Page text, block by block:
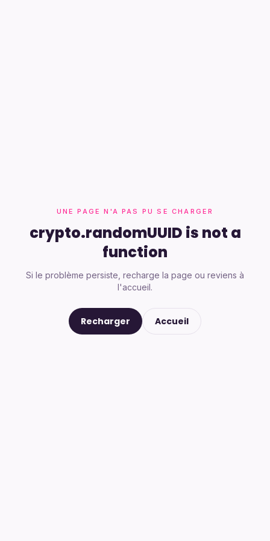
UNE PAGE N'A PAS PU SE CHARGER
crypto.randomUUID is not a
function
Si le problème persiste, recharge la page ou reviens à
l'accueil.
Recharger Accueil